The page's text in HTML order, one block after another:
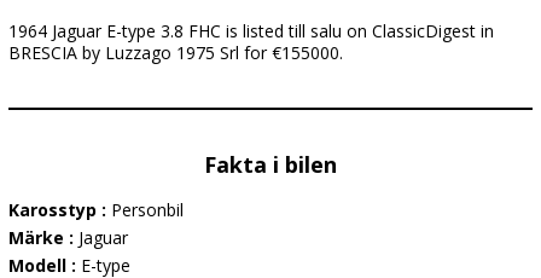
1964 Jaguar E-type 3.8 FHC is listed till salu on ClassicDigest in
BRESCIA by Luzzago 1975 Srl for €155000.
Fakta i bilen
Karosstyp : Personbil
Märke : Jaguar
Modell : E-type